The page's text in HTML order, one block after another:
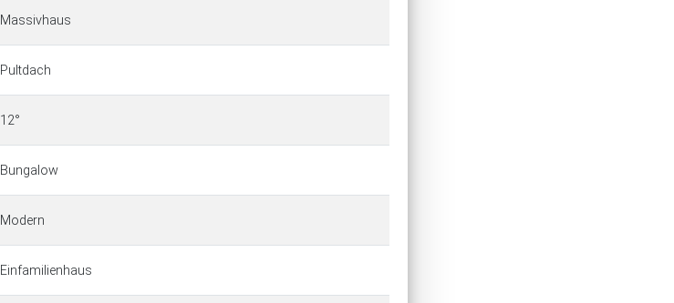
Massivhaus
Pultdach
12°
Bungalow
Modern
Einfamilienhaus